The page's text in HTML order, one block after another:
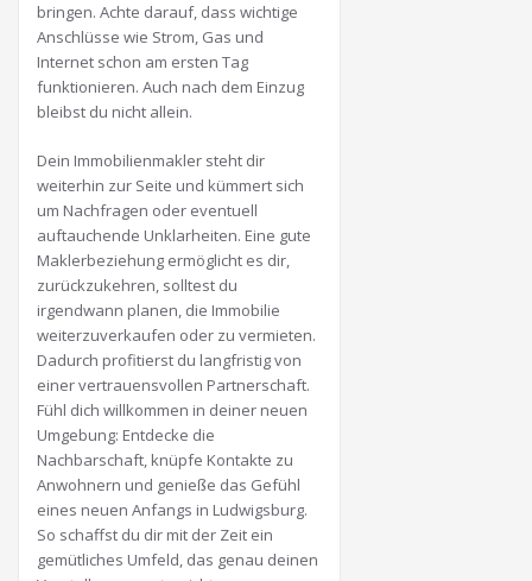
bringen. Achte darauf, dass wichtige
Anschlüsse wie Strom, Gas und
Internet schon am ersten Tag
funktionieren. Auch nach dem Einzug
bleibst du nicht allein.
Dein Immobilienmakler steht dir
weiterhin zur Seite und kümmert sich
um Nachfragen oder eventuell
auftauchende Unklarheiten. Eine gute
Maklerbeziehung ermöglicht es dir,
zurückzukehren, solltest du
irgendwann planen, die Immobilie
weiterzuverkaufen oder zu vermieten.
Dadurch profitierst du langfristig von
einer vertrauensvollen Partnerschaft.
Fühl dich willkommen in deiner neuen
Umgebung: Entdecke die
Nachbarschaft, knüpfe Kontakte zu
Anwohnern und genieße das Gefühl
eines neuen Anfangs in Ludwigsburg.
So schaffst du dir mit der Zeit ein
gemütliches Umfeld, das genau deinen